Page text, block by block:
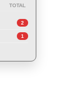
TOTAL
2
1